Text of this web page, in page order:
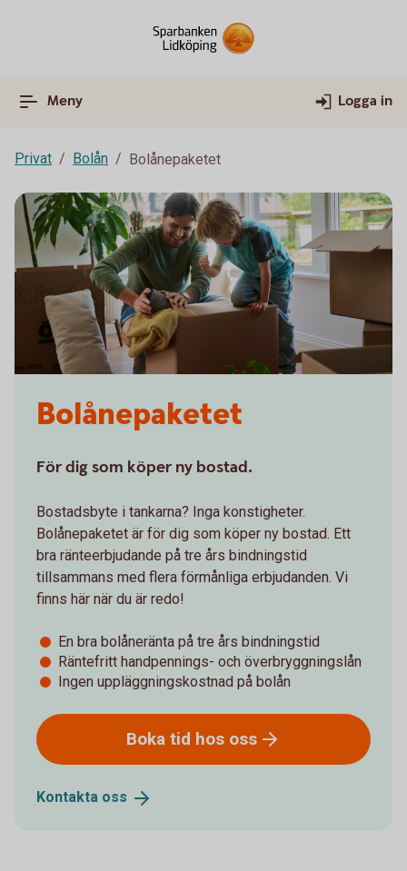
Meny Logga in
Privat Bolån Bolånepaketet
Bolånepaketet
För dig som köper ny bostad.
Bostadsbyte i tankarna? Inga konstigheter.
Bolånepaketet är för dig som köper ny bostad. Ett
bra ränteerbjudande på tre års bindningstid
tillsammans med flera förmånliga erbjudanden. Vi
finns här när du är redo!
En bra bolåneränta på tre års bindningstid
Räntefritt handpennings- och överbryggningslån
Ingen uppläggningskostnad på bolån
Boka tid hos oss
Kontakta oss